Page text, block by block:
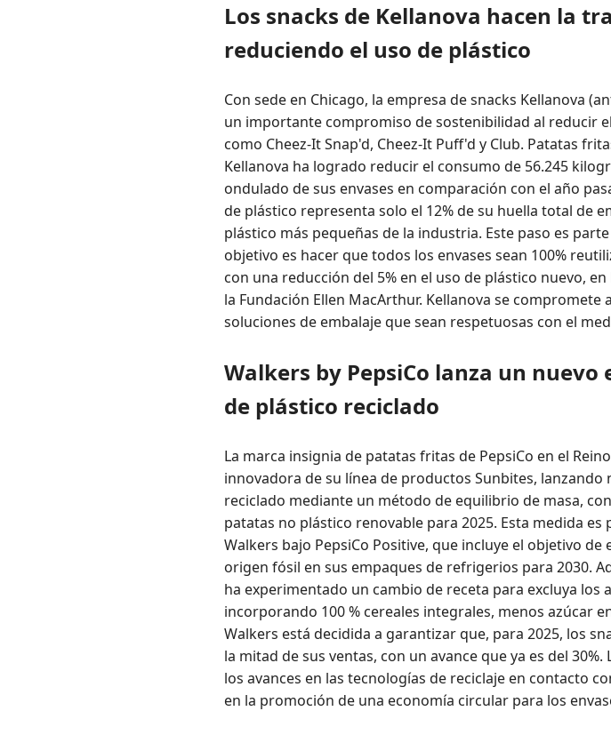
Los snacks de Kellanova hacen la
reduciendo el uso de plástico
Con sede en Chicago, la empresa de snacks Kellanova
un importante compromiso de sostenibilidad al reducir
como Cheez-It Snap'd, Cheez-It Puff'd y Club. Patatas
Kellanova ha logrado reducir el consumo de 56.245
ondulado de sus envases en comparación con el año
de plástico representa solo el 12% de su huella total de
plástico más pequeñas de la industria. Este paso es
objetivo es hacer que todos los envases sean 100%
con una reducción del 5% en el uso de plástico nuevo,
la Fundación Ellen MacArthur. Kellanova se
soluciones de embalaje que sean respetuosas con el
Walkers by PepsiCo lanza un
de plástico reciclado
La marca insignia de patatas fritas de PepsiCo en el
innovadora de su línea de productos Sunbites,
reciclado mediante un método de equilibrio de masa,
patatas no plástico renovable para 2025. Esta medida
Walkers bajo PepsiCo Positive, que incluye el objetivo
origen fósil en sus empaques de refrigerios para 2030.
ha experimentado un cambio de receta para excluya los
incorporando 100 % cereales integrales, menos azúcar
Walkers está decidida a garantizar que, para 2025, los
la mitad de sus ventas, con un avance que ya es del
los avances en las tecnologías de reciclaje en contacto
en la promoción de una economía circular para los